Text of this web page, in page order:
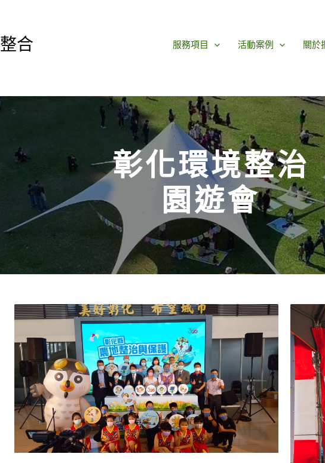
合 服務項目 活動案例 關於
彰化環境整治
園遊會